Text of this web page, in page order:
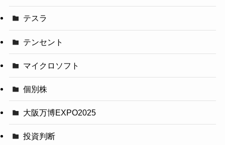
テスラ
テンセント
マイクロソフト
個別株
大阪万博EXPO2025
投資判断